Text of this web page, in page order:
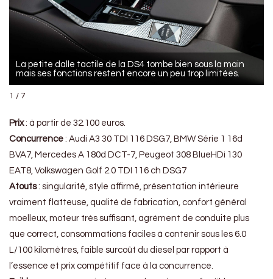
La petite dalle tactile de la DS4 tombe bien sous la main
mais ses fonctions restent encore un peu trop limitées.
1 / 7
Prix: à partir de 32.100 euros.
Concurrence : Audi A3 30 TDI 116 DSG7, BMW Série 1 16d
BVA7, Mercedes A 180d DCT-7, Peugeot 308 BlueHDi 130
EAT8, Volkswagen Golf 2.0 TDI 116 ch DSG7
Atouts: singularité, style affirmé, présentation intérieure
vraiment flatteuse, qualité de fabrication, confort général
moelleux, moteur très suffisant, agrément de conduite plus
que correct, consommations faciles à contenir sous les 6.0
L/100 kilomètres, faible surcoût du diesel par rapport à
l’essence et prix compétitif face à la concurrence.